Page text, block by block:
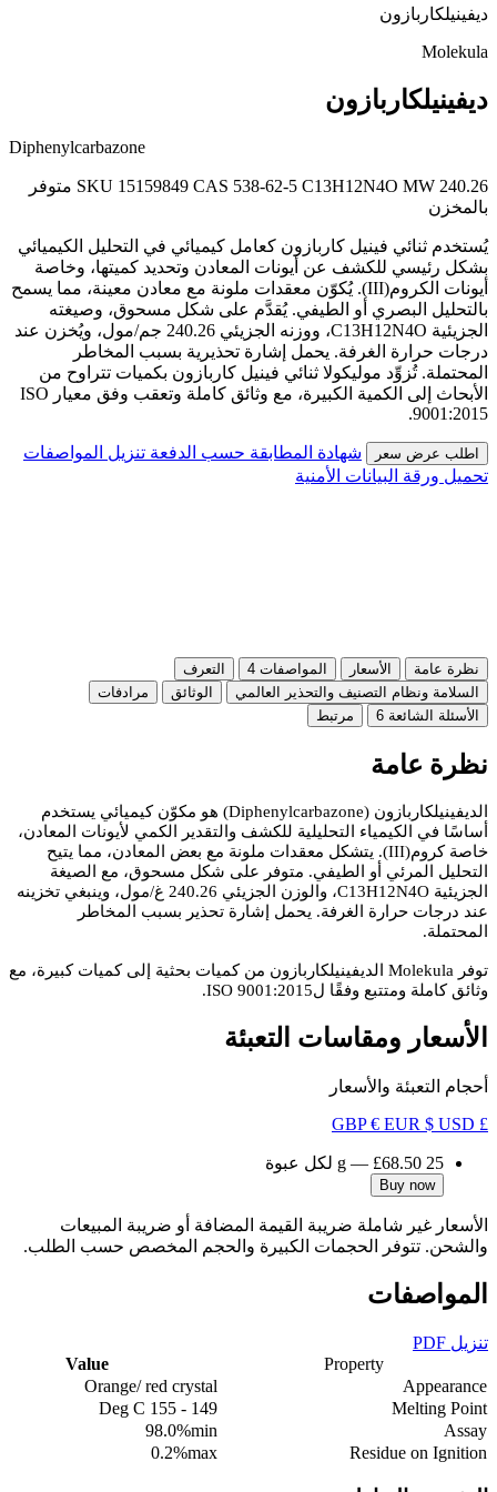
ديفينيلكاربازون
Molekula
ديفينيلكاربازون
Diphenylcarbazone
SKU 15159849 CAS 538-62-5 C13H12N4O MW 240.26
متوفر
بالمخزن
يُستخدم ثنائي فينيل كاربازون كعامل كيميائي في التحليل الكيميائي
بشكل رئيسي للكشف عن أيونات المعادن وتحديد كميتها، وخاصة
أيونات الكروم(III). يُكوّن معقدات ملونة مع معادن معينة، مما يسمح
بالتحليل البصري أو الطيفي. يُقدَّم على شكل مسحوق، وصيغته
الجزيئية C13H12N4O، ووزنه الجزيئي 240.26 جم/مول، ويُخزن عند
درجات حرارة الغرفة. يحمل إشارة تحذيرية بسبب المخاطر
المحتملة. تُزوِّد موليكولا ثنائي فينيل كاربازون بكميات تتراوح من
الأبحاث إلى الكمية الكبيرة، مع وثائق كاملة وتعقب وفق معيار ISO
9001:2015.
اطلب عرض سعر شهادة المطابقة حسب الدفعة تنزيل المواصفات
تحميل ورقة البيانات الأمنية
نظرة عامة الأسعار المواصفات 4
التعرف
السلامة ونظام التصنيف والتحذير العالمي
الوثائق
مرادفات
الأسئلة الشائعة 6 مرتبط
نظرة عامة
الديفينيلكاربازون (Diphenylcarbazone) هو مكوّن كيميائي يستخدم
أساسًا في الكيمياء التحليلية للكشف والتقدير الكمي لأيونات المعادن،
خاصة كروم(III). يتشكل معقدات ملونة مع بعض المعادن، مما يتيح
التحليل المرئي أو الطيفي. متوفر على شكل مسحوق، مع الصيغة
الجزيئية C13H12N4O، والوزن الجزيئي 240.26 غ/مول، وينبغي تخزينه
عند درجات حرارة الغرفة. يحمل إشارة تحذير بسبب المخاطر
المحتملة.
توفر Molekula الديفينيلكاربازون من كميات بحثية إلى كميات كبيرة، مع
وثائق كاملة ومتتبع وفقًا لISO 9001:2015.
الأسعار ومقاسات التعبئة
أحجام التعبئة والأسعار
£ GBP
€ EUR $ USD
25 g
— £68.50 لكل عبوة
Buy now
الأسعار غير شاملة ضريبة القيمة المضافة أو ضريبة المبيعات
والشحن. تتوفر الحجمات الكبيرة والحجم المخصص حسب الطلب.
المواصفات
تنزيل PDF
Property
Value
Appearance
Orange/ red crystal
Melting Point
149 - 155 Deg C
Assay
98.0%min
Residue on Ignition
0.2%max